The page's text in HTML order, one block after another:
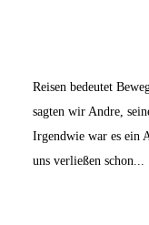
Reisen bedeutet
sagten wir Andre,
Irgendwie war es ein
uns verließen schon...